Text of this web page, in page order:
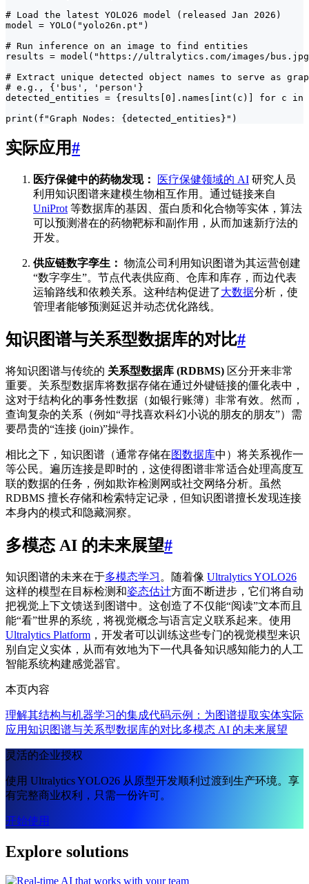
# Load the latest YOLO26 model (released Jan 2026)
model = YOLO("yolo26n.pt")
# Run inference on an image to find entities
results = model("https://ultralytics.com/images/
# Extract unique detected object names to serve as
# e.g., {'bus', 'person'}
detected_entities = {results[0].names[int(c)] for c in
print(f"Graph Nodes: {detected_entities}")
实际应用#
医疗保健中的药物发现： 医疗保健领域的 AI 研究人员
利用知识图谱来建模生物相互作用。通过链接来自
UniProt 等数据库的基因、蛋白质和化合物等实体，算法
可以预测潜在的药物靶标和副作用，从而加速新疗法的
开发。
供应链数字孪生： 物流公司利用知识图谱为其运营创建
“数字孪生”。节点代表供应商、仓库和库存，而边代表
运输路线和依赖关系。这种结构促进了大数据分析，使
管理者能够预测延迟并动态优化路线。
知识图谱与关系型数据库的对比#
将知识图谱与传统的 关系型数据库 (RDBMS) 区分开来非常
重要。关系型数据库将数据存储在通过外键链接的僵化表中，
这对于结构化的事务性数据（如银行账簿）非常有效。然而，
查询复杂的关系（例如“寻找喜欢科幻小说的朋友的朋友”）需
要昂贵的“连接 (join)”操作。
相比之下，知识图谱（通常存储在图数据库中）将关系视作一
等公民。遍历连接是即时的，这使得图谱非常适合处理高度互
联的数据的任务，例如欺诈检测网或社交网络分析。虽然
RDBMS 擅长存储和检索特定记录，但知识图谱擅长发现连接
本身内的模式和隐藏洞察。
多模态 AI 的未来展望#
知识图谱的未来在于多模态学习 。随着像 Ultralytics YOLO26
这样的模型在目标检测和姿态估计方面不断进步，它们将自动
把视觉上下文馈送到图谱中。这创造了不仅能“阅读”文本而且
能“看”世界的系统，将视觉概念与语言定义联系起来。使用
Ultralytics Platform ，开发者可以训练这些专门的视觉模型来识
别自定义实体，从而有效地为下一代具备知识感知能力的人工
智能系统构建感觉器官。
本页内容
理解其结构与机器学习的集成代码示例：为图谱提取实体实际
应用知识图谱与关系型数据库的对比多模态 AI 的未来展望
灵活的企业授权
使用 Ultralytics YOLO26 从原型开发顺利过渡到生产环境。享
有完整商业权利，只需一份许可。
开始使用
Explore solutions